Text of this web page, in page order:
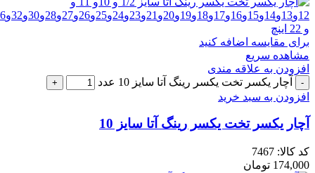
برای مقایسه اضافه کنید
مشاهده سریع
افزودن به علاقه مندی
آچار یکسر تخت یکسر رینگ آتا سایز 10 عدد
افزودن به سبد خرید
آچار یکسر تخت یکسر رینگ آتا سایز 10
کد کالا: 7467
174,000 تومان